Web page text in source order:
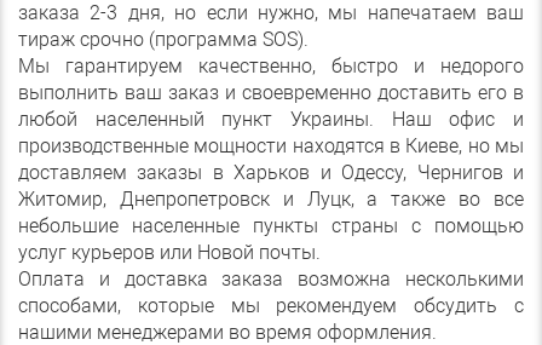
заказа 2-3 дня, но если нужно, мы напечатаем ваш
тираж срочно (программа SOS).
Мы гарантируем качественно, быстро и недорого
выполнить ваш заказ и своевременно доставить его в
любой населенный пункт Украины. Наш офис и
производственные мощности находятся в Киеве, но мы
доставляем заказы в Харьков и Одессу, Чернигов и
Житомир, Днепропетровск и Луцк, а также во все
небольшие населенные пункты страны с помощью
услуг курьеров или Новой почты.
Оплата и доставка заказа возможна несколькими
способами, которые мы рекомендуем обсудить с
нашими менеджерами во время оформления.